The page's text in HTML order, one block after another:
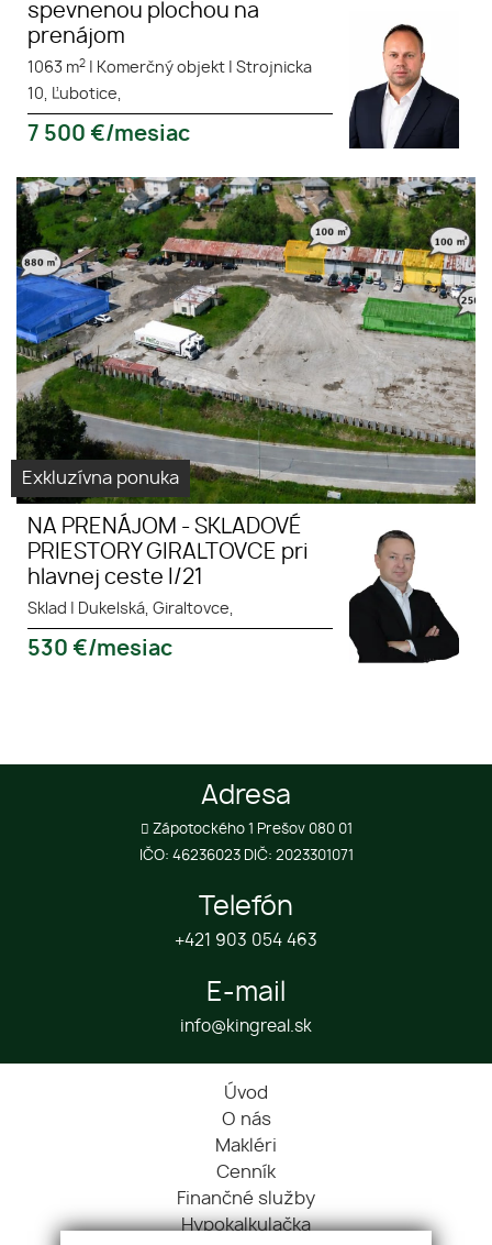
spevnenou plochou na
prenájom
1063 m2 Komerčný objekt
Strojnicka
10, Ľubotice,
7 500 €/mesiac
NA PRENÁJOM - SKLADOVÉ
PRIESTORY GIRALTOVCE pri
hlavnej ceste I/21
Skladové
priestory
Giraltovce
Exkluzívna ponuka
NA PRENÁJOM - SKLADOVÉ
PRIESTORY GIRALTOVCE pri
hlavnej ceste I/21
Sklad Dukelská, Giraltovce,
530 €/mesiac
Adresa
Zápotockého 1 Prešov 080 01
IČO: 46236023 DIČ: 2023301071
Telefón
+421 903 054 463
E-mail
info@kingreal.sk
Úvod
O nás
Makléri
Cenník
Finančné služby
Hypokalkulačka